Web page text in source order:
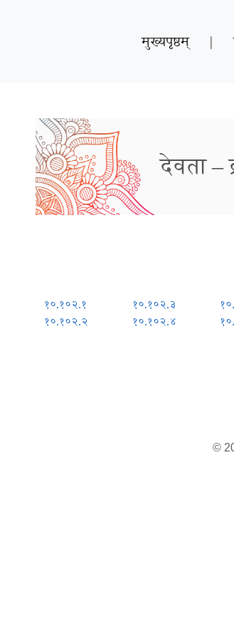
मुख्यपृष्ठम् |
देवता –
१०.१०२.१
१०.१०२.२
१०.१०२.३
१०.१०२.४
©